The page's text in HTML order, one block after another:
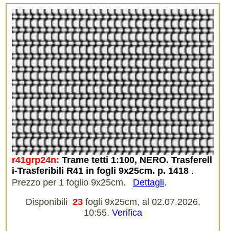
r41grp24n: Trame tetti 1:100, NERO. Trasferell
i-Trasferibili R41 in fogli 9x25cm. p. 1418 .
Prezzo per 1 foglio 9x25cm.
Dettagli.
Disponibili 23 fogli 9x25cm, al 02.07.2026,
10:55. Verifica